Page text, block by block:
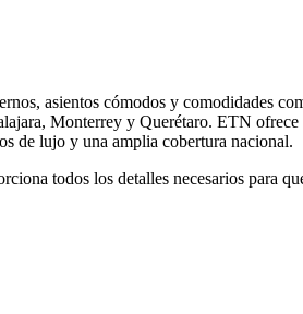
asientos cómodos y comodidades
Monterrey y Querétaro. ETN
de lujo y una amplia cobertura nacional.
todos los detalles necesarios para